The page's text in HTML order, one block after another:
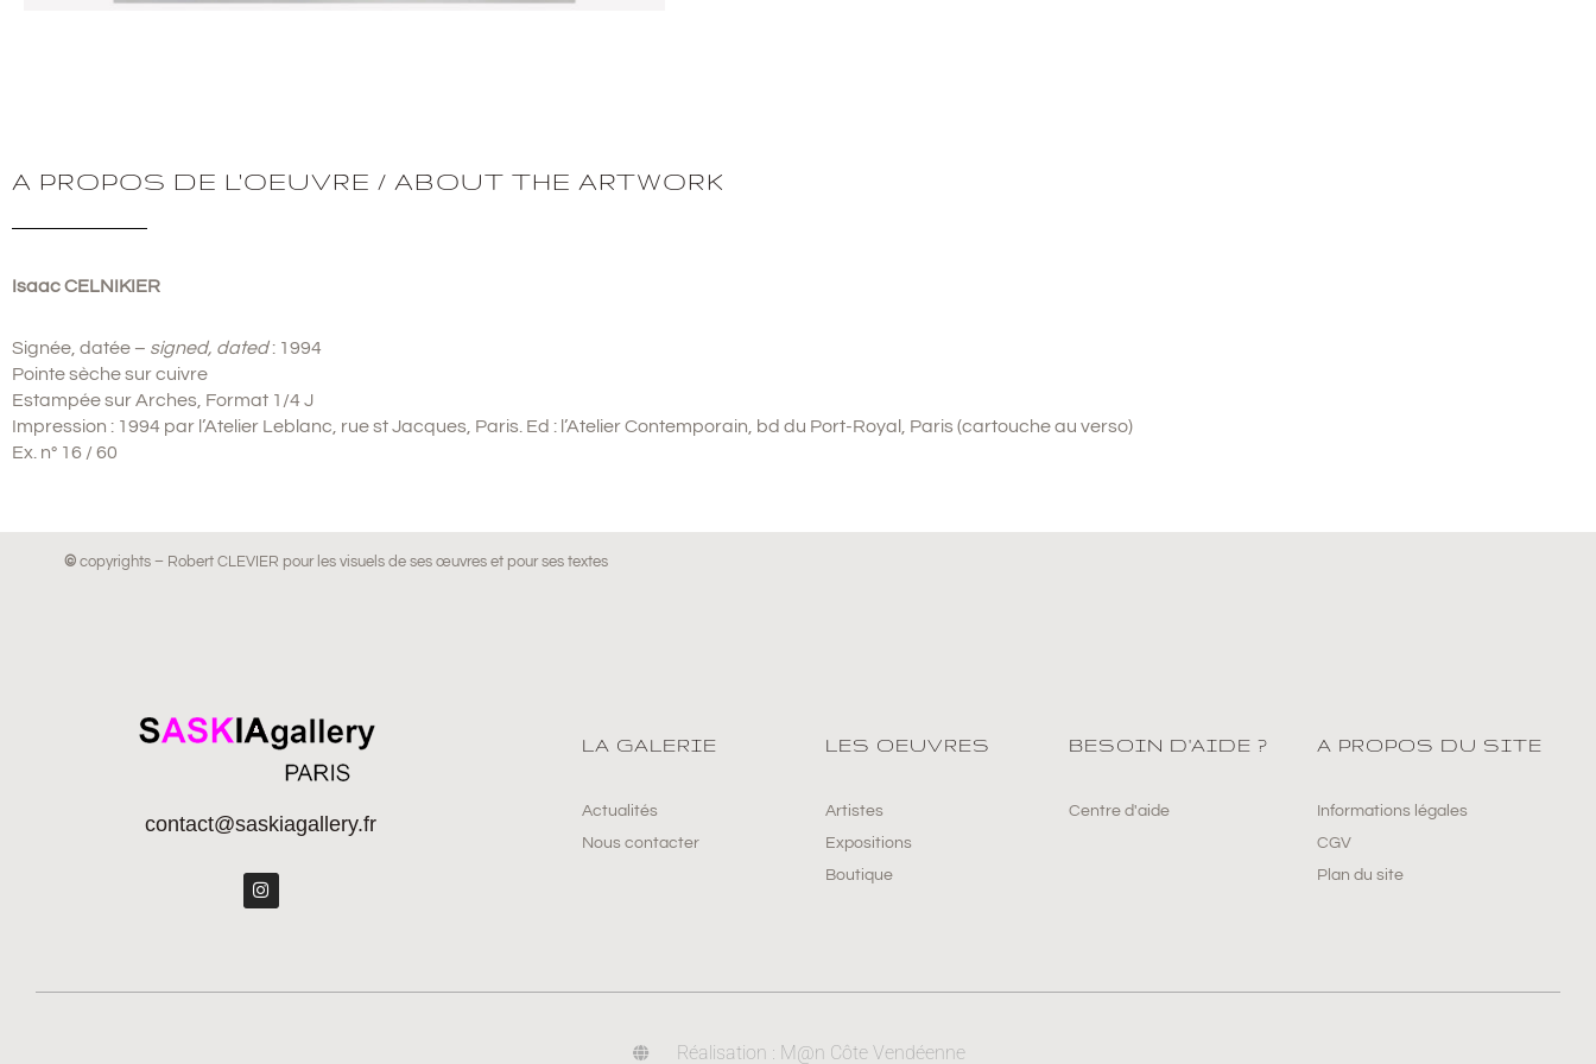
A PROPOS DE L'OEUVRE / ABOUT THE ARTWORK
Isaac CELNIKIER
Signée, datée – signed, dated: 1994
Pointe sèche sur cuivre
Estampée sur Arches, Format 1/4 J
Impression : 1994 par l’Atelier Leblanc, rue st Jacques, Paris. Ed : l’Atelier Contemporain, bd du Port-Royal, Paris (cartouche au verso)
Ex. n° 16 / 60
© copyrights – Robert CLEVIER pour les visuels de ses œuvres et pour ses textes
contact@saskiagallery.fr
LA GALERIE
Actualités
Nous contacter
LES OEUVRES
Artistes
Expositions
Boutique
BESOIN D'AIDE ?
Centre d'aide
A PROPOS DU SITE
Informations légales
CGV
Plan du site
Réalisation : M@n Côte Vendéenne